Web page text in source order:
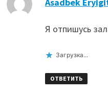
Я отпишусь
Загрузка...
ОТВЕТИТЬ